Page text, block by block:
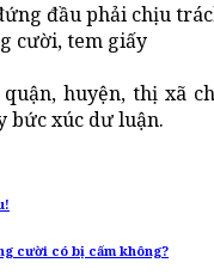
đầu phải chịu
cười, tem giấy
quận, huyện, thị xã
bức xúc dư luận.
cười có bị cấm không?